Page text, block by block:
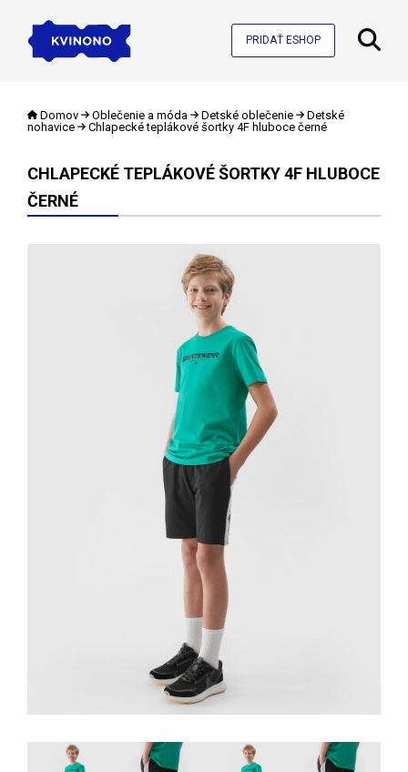
PRIDAŤ ESHOP
Domov Oblečenie a móda Detské oblečenie
Detské
nohavice
Chlapecké teplákové šortky 4F hluboce černé
CHLAPECKÉ TEPLÁKOVÉ ŠORTKY 4F HLUBOCE
ČERNÉ